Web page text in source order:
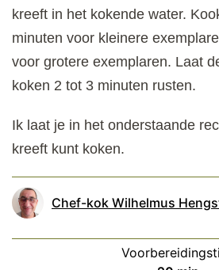
kreeft in het kokende water.
minuten voor kleinere
voor grotere exemplaren. Laat
koken 2 tot 3 minuten rusten.
Ik laat je in het onderstaande
kreeft kunt koken.
Chef-kok Wilhelmus